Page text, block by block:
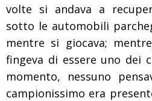
volte si andava a
sotto le automobili
mentre si giocava;
fingeva di essere uno dei
momento, nessuno
campionissimo era